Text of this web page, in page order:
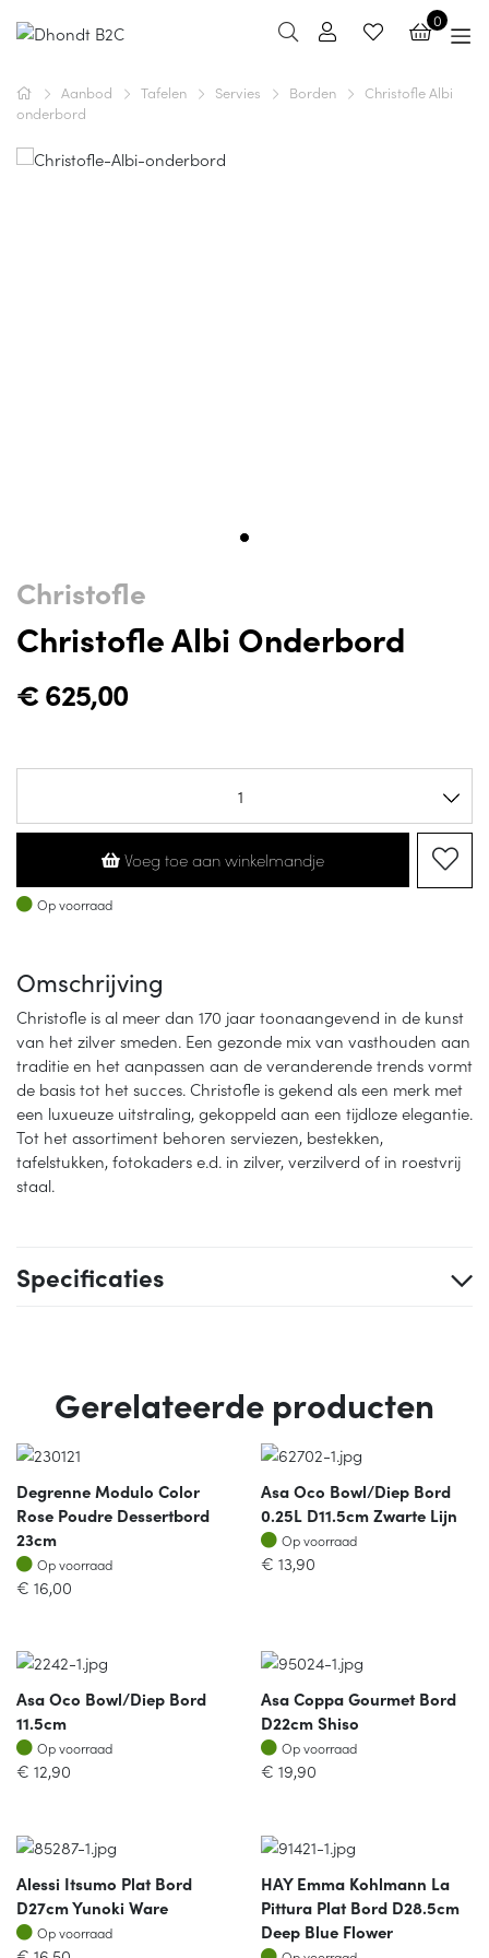
0
Aanbod Tafelen Servies Borden
Christofle Albi
onderbord
Christofle
Christofle Albi Onderbord
€625,00
Voeg toe aan winkelmandje
Op voorraad
Op voorraad
Omschrijving
Christofle is al meer dan 170 jaar toonaangevend in de kunst
van het zilver smeden. Een gezonde mix van vasthouden aan
traditie en het aanpassen aan de veranderende trends vormt
de basis tot het succes. Christofle is gekend als een merk met
een luxueuze uitstraling, gekoppeld aan een tijdloze elegantie.
Tot het assortiment behoren serviezen, bestekken,
tafelstukken, fotokaders e.d. in zilver, verzilverd of in roestvrij
staal.
Specificaties
Gerelateerde producten
Degrenne Modulo Color
Rose Poudre Dessertbord
23cm
Op voorraad
Op voorraad
€ 16,00
Asa Oco Bowl/diep Bord
0.25L D11.5cm Zwarte Lijn
Op voorraad
Op voorraad
€ 13,90
Asa Oco Bowl/diep Bord
11.5cm
Op voorraad
Op voorraad
€ 12,90
Asa Coppa Gourmet Bord
D22cm Shiso
Op voorraad
Op voorraad
€ 19,90
Alessi Itsumo Plat Bord
D27cm Yunoki Ware
Op voorraad
Op voorraad
HAY Emma Kohlmann La
Pittura Plat Bord D28.5cm
Deep Blue Flower
Op voorraad